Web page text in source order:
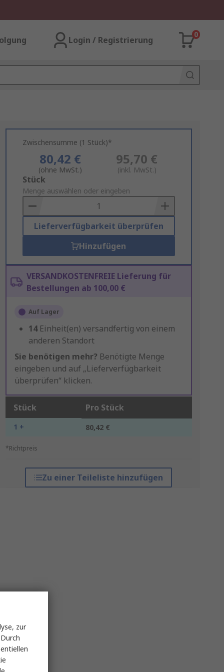
Login / Registrierung
0
Zwischensumme (1 Stück)*
80,42 €
(ohne MwSt.)
95,70 €
(inkl. MwSt.)
Add
to
Basket
Stück
Menge auswählen oder eingeben
Lieferverfügbarkeit überprüfen
Hinzufügen
VERSANDKOSTENFREIE Lieferung für
Bestellungen ab 100,00 €
Auf Lager
14 Einheit(en) versandfertig von einem
anderen Standort
Sie benötigen mehr? Benötigte Menge
eingeben und auf „Lieferverfügbarkeit
überprüfen“ klicken.
Stück Pro Stück
1 + 80,42 €
*Richtpreis
Zu einer Teileliste hinzufügen
zur